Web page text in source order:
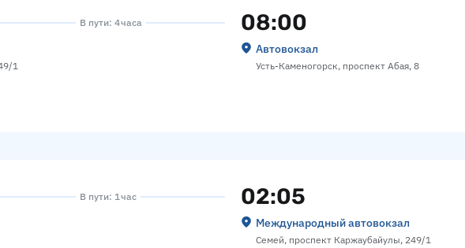
1
В пути: 4 часа 08:00
Автовокзал
Усть-Каменогорск, проспект Абая, 8
В пути: 1 час 02:05
Международный автовокзал
Семей, проспект Каржаубайулы, 249/1